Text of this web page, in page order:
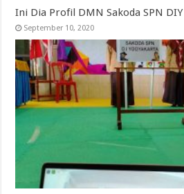
Ini Dia Profil DMN Sakoda SPN DIY
September 10, 2020